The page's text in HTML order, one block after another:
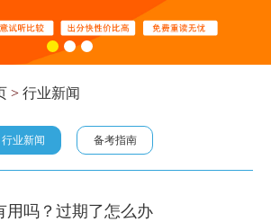
>行业新闻
行业新闻 备考指南
用吗？过期了怎么办